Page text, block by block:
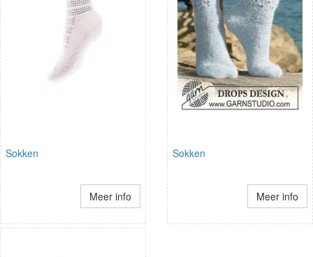
Sokken
Meer info
Sokken
Meer info